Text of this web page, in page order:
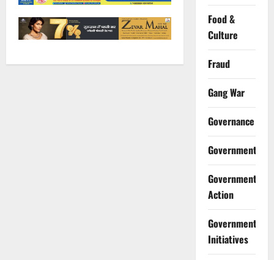
Food &
Culture
Fraud
Gang War
Governance
Government
Government
Action
Government
Initiatives